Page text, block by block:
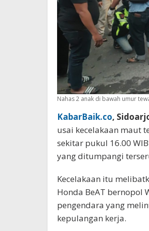
Nahas 2 anak di bawah umur
KabarBaik.co,
usai kecelakaan maut
sekitar pukul 16.00
yang ditumpangi
Kecelakaan itu
Honda BeAT bernopol
pengendara yang
kepulangan kerja.